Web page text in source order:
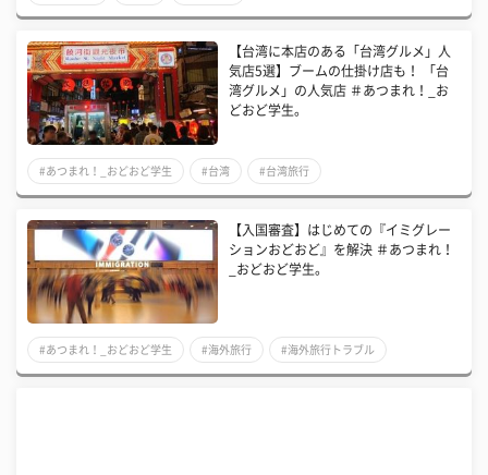
【台湾に本店のある「台湾グルメ」人
気店5選】ブームの仕掛け店も！ 「台
湾グルメ」の人気店 ＃あつまれ！_お
どおど学生。
#あつまれ！_おどおど学生 #台湾 #台湾旅行
【入国審査】はじめての『イミグレー
ションおどおど』を解決 ＃あつまれ！
_おどおど学生。
#あつまれ！_おどおど学生 #海外旅行 #海外旅行トラブル